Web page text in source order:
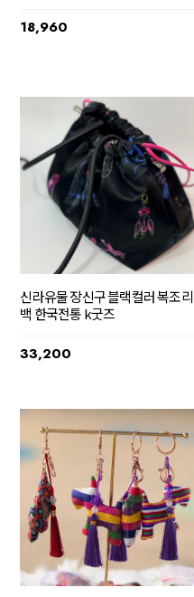
18,960
신라유물 장신구 블랙컬러 복조리
백 한국전통 k굿즈
33,200